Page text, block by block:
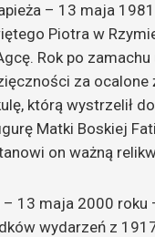
– 13 maja
Piotra w
Rok po
za
którą wystrzelił
Matki Boskiej
on ważną
13 maja 2000 roku
wydarzeń z